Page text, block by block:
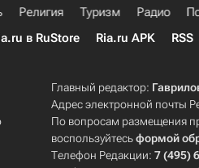
Религия Туризм Радио
в RuStore Ria.ru APK RSS
Главный редактор:
Адрес электронной почты
По вопросам размещения
воспользуйтесьформой
Телефон Редакции:7 (495)